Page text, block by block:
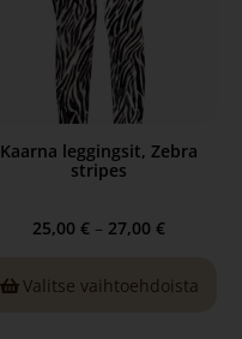
Kaarna leggingsit, Zebra
stripes
25,00 € – 27,00 €
Valitse vaihtoehdoista